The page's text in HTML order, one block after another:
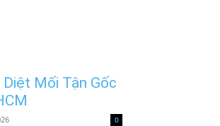
Mối Tận Gốc
0